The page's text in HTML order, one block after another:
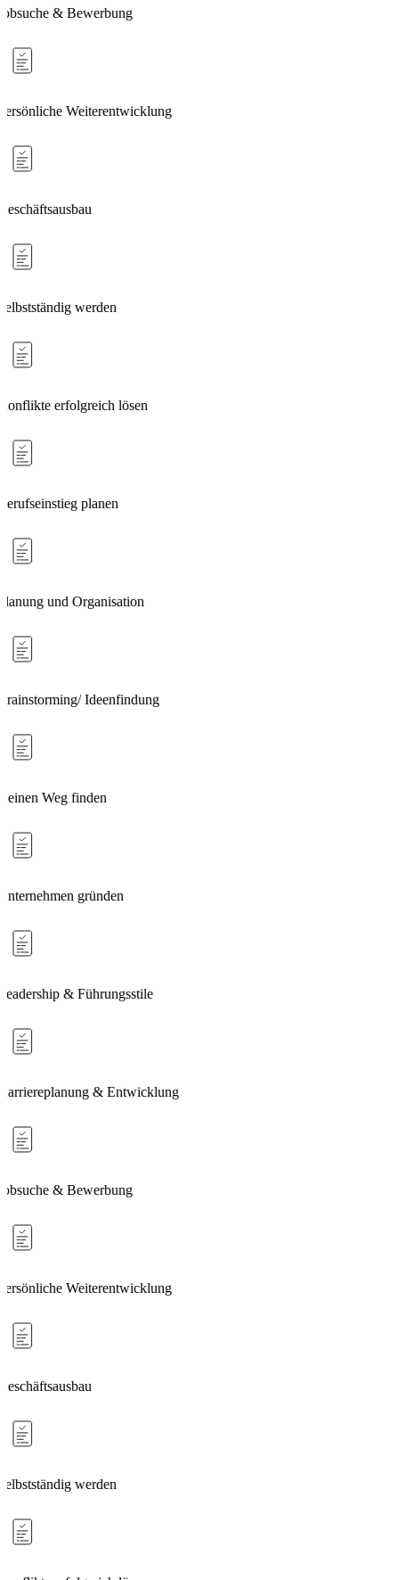
& Bewerbung
Weiterentwicklung
werden
erfolgreich lösen
planen
und Organisation
Ideenfindung
Weg finden
gründen
& Führungsstile
& Entwicklung
& Bewerbung
Weiterentwicklung
werden